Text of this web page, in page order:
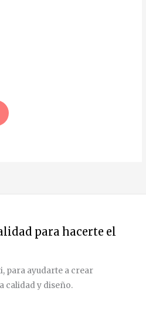
de
para hacerte el
para ayudarte a crear
calidad y diseño.